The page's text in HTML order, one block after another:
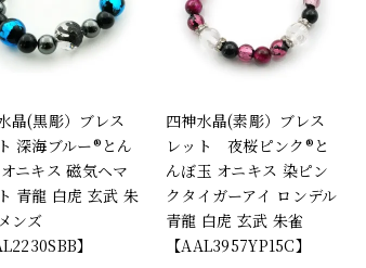
晶(黒彫）ブレス
深海ブルー®とん
ニキス 磁気ヘマ
青龍 白虎 玄武 朱
ンズ
】
四神水晶(素彫）ブレス
レット 夜桜ピンク®と
んぼ玉 オニキス 染ピン
クタイガーアイ ロンデル
青龍 白虎 玄武 朱雀
【AAL3957YP15C】